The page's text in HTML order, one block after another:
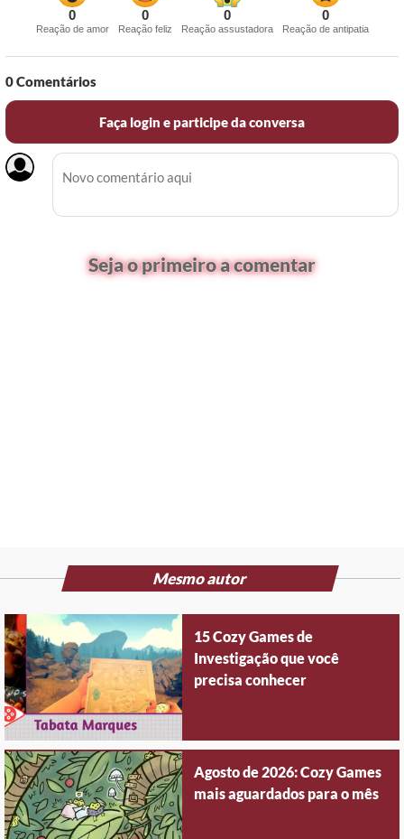
0
Reação de amor
0
Reação feliz
0
Reação assustadora
0
Reação de antipatia
0Comentários
Faça login e participe da conversa
Seja o primeiro a comentar
Mesmo autor
15 Cozy Games de
Investigação que você
precisa conhecer
Agosto de 2026: Cozy Games
mais aguardados para o mês